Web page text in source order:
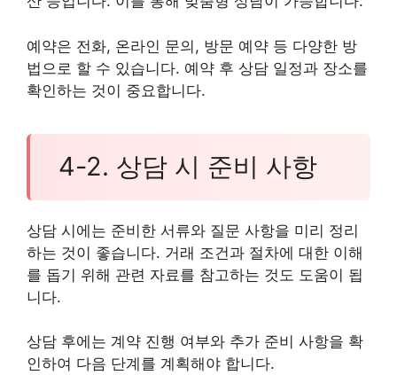
예약은 전화, 온라인 문의, 방문 예약 등 다양한 방
법으로 할 수 있습니다. 예약 후 상담 일정과 장소를
확인하는 것이 중요합니다.
4-2. 상담 시 준비 사항
상담 시에는 준비한 서류와 질문 사항을 미리 정리
하는 것이 좋습니다. 거래 조건과 절차에 대한 이해
를 돕기 위해 관련 자료를 참고하는 것도 도움이 됩
니다.
상담 후에는 계약 진행 여부와 추가 준비 사항을 확
인하여 다음 단계를 계획해야 합니다.